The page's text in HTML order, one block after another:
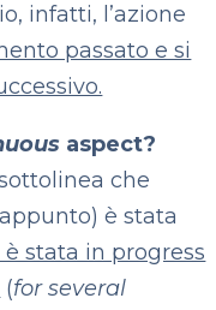
infatti, l’azione
passato e si
aspect?
che
è stata
è stata in progress
(for several